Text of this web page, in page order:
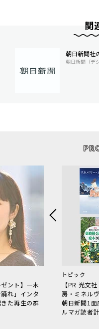
関
朝日新聞社
朝日新聞（デ
ント】一木
れ」インタ
た再生の群
トピック
【PR 光文
房・ミネル
朝日新聞1面
ルマガ読者